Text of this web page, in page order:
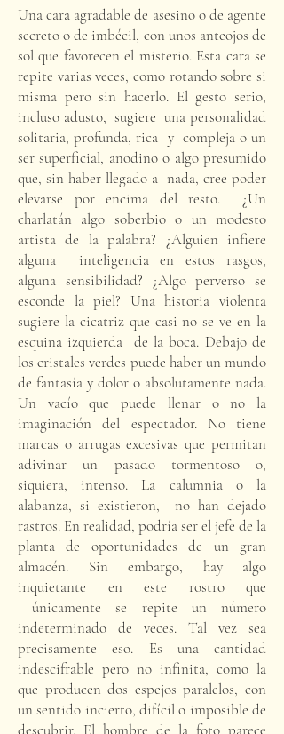
Una cara agradable de asesino o de agente
secreto o de imbécil, con unos anteojos de
sol que favorecen el misterio. Esta cara se
repite varias veces, como rotando sobre si
misma pero sin hacerlo. El gesto serio,
incluso adusto, sugiere una personalidad
solitaria, profunda, rica y compleja o un
ser superficial, anodino o algo presumido
que, sin haber llegado a nada, cree poder
elevarse por encima del resto. ¿Un
charlatán algo soberbio o un modesto
artista de la palabra? ¿Alguien infiere
alguna inteligencia en estos rasgos,
alguna sensibilidad? ¿Algo perverso se
esconde la piel? Una historia violenta
sugiere la cicatriz que casi no se ve en la
esquina izquierda de la boca. Debajo de
los cristales verdes puede haber un mundo
de fantasía y dolor o absolutamente nada.
Un vacío que puede llenar o no la
imaginación del espectador. No tiene
marcas o arrugas excesivas que permitan
adivinar un pasado tormentoso o,
siquiera, intenso. La calumnia o la
alabanza, si existieron, no han dejado
rastros. En realidad, podría ser el jefe de la
planta de oportunidades de un gran
almacén. Sin embargo, hay algo
inquietante en este rostro que
únicamente se repite un número
indeterminado de veces. Tal vez sea
precisamente eso. Es una cantidad
indescifrable pero no infinita, como la
que producen dos espejos paralelos, con
un sentido incierto, difícil o imposible de
descubrir. El hombre de la foto parece